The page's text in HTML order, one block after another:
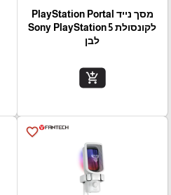
מסך נייד PlayStation Portal‎
לקונסולת Sony PlayStation 5
לבן
add_shopping_cart
favorite_border